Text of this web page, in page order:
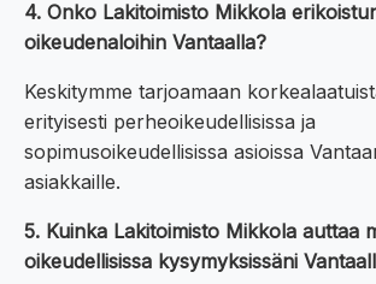
4. Onko Lakitoimisto Mikkola
oikeudenaloihin Vantaalla?
Keskitymme tarjoamaan
erityisesti perheoikeudellisissa ja
sopimusoikeudellisissa asioissa
asiakkaille.
5. Kuinka Lakitoimisto Mikkola auttaa
oikeudellisissa kysymyksissäni